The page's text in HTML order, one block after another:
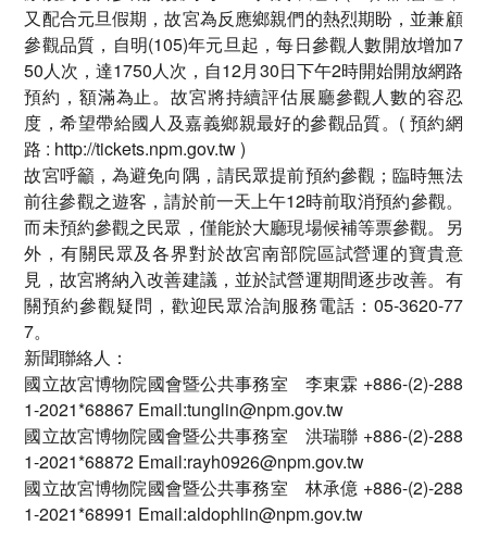
又配合元旦假期，故宮為反應鄉親們的熱烈期盼，並兼顧
參觀品質，自明(105)年元旦起，每日參觀人數開放增加7
50人次，達1750人次，自12月30日下午2時開始開放網路
預約，額滿為止。故宮將持續評估展廳參觀人數的容忍
度，希望帶給國人及嘉義鄉親最好的參觀品質。( 預約網
路 : http://tickets.npm.gov.tw )
故宮呼籲，為避免向隅，請民眾提前預約參觀；臨時無法
前往參觀之遊客，請於前一天上午12時前取消預約參觀。
而未預約參觀之民眾，僅能於大廳現場候補等票參觀。另
外，有關民眾及各界對於故宮南部院區試營運的寶貴意
見，故宮將納入改善建議，並於試營運期間逐步改善。有
關預約參觀疑問，歡迎民眾洽詢服務電話：05-3620-77
7。
新聞聯絡人：
國立故宮博物院國會暨公共事務室 李東霖 +886-(2)-288
1-2021*68867 Email:tunglin@npm.gov.tw
國立故宮博物院國會暨公共事務室 洪瑞聯 +886-(2)-288
1-2021*68872 Email:rayh0926@npm.gov.tw
國立故宮博物院國會暨公共事務室 林承億 +886-(2)-288
1-2021*68991 Email:aldophlin@npm.gov.tw